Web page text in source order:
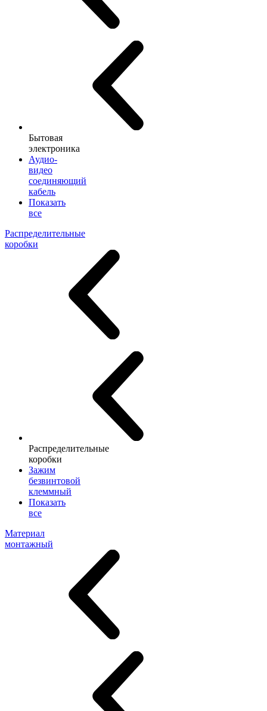
Бытовая
электроника
Аудио-
видео
соединяющий
кабель
Показать
все
Распределительные
коробки
Распределительные
коробки
Зажим
безвинтовой
клеммный
Показать
все
Материал
монтажный